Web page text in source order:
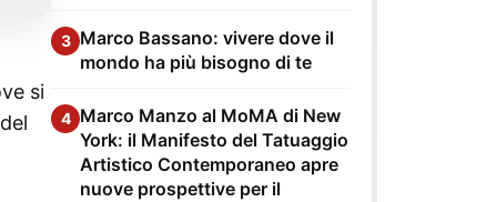
si
3 Marco Bassano: vivere dove il
mondo ha più bisogno di te
4 Marco Manzo al MoMA di New
York: il Manifesto del Tatuaggio
Artistico Contemporaneo apre
nuove prospettive per il